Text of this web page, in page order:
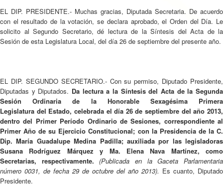
EL DIP. PRESIDENTE.- Muchas gracias, Diputada Secretaria. De acuerdo
con el resultado de la votación, se declara aprobado, el Orden del Día. Le
solicito al Segundo Secretario, dé lectura de la Síntesis del Acta de la
Sesión de esta Legislatura Local, del día 26 de septiembre del presente año.
EL DIP. SEGUNDO SECRETARIO.- Con su permiso, Diputado Presidente,
Diputadas y Diputados. Da lectura a la Síntesis del Acta de la Segunda
Sesión Ordinaria de la Honorable Sexagésima Primera
Legislatura del Estado, celebrada el día 26 de septiembre del año 2013,
dentro del Primer Período Ordinario de Sesiones, correspondiente al
Primer Año de su Ejercicio Constitucional; con la Presidencia de la C.
Dip. María Guadalupe Medina Padilla; auxiliada por las legisladoras
Susana Rodríguez Márquez y Ma. Elena Nava Martínez, como
Secretarias, respectivamente. (Publicada en la Gaceta Parlamentaria
número 0031, de fecha 29 de octubre del año 2013). Es cuanto, Diputado
Presidente.